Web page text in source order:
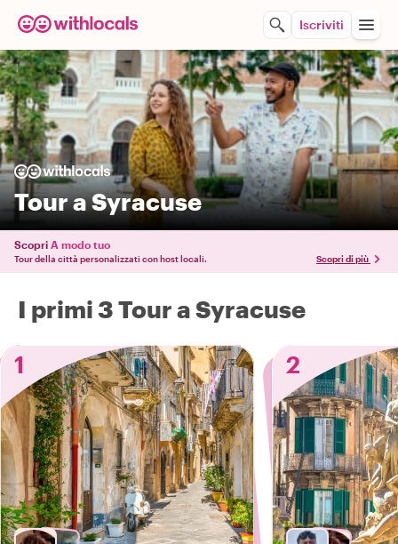
Iscriviti
Tour a Syracuse
Scopri A modo tuo
Tour della città personalizzati con host locali. Scopri di più
I primi 3 Tour a Syracuse
1
2